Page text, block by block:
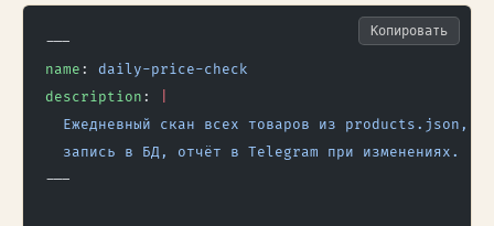
---
name : daily-price-check
description :
  Ежедневный скан всех товаров из products.json,
  запись в БД, отчёт в Telegram при изменениях.
---
Копировать